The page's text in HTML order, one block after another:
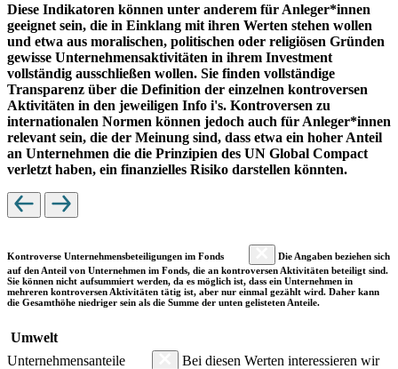
Diese Indikatoren können unter anderem für Anleger*innen
geeignet sein, die in Einklang mit ihren Werten stehen wollen
und etwa aus moralischen, politischen oder religiösen Gründen
gewisse Unternehmensaktivitäten in ihrem Investment
vollständig ausschließen wollen. Sie finden vollständige
Transparenz über die Definition der einzelnen kontroversen
Aktivitäten in den jeweiligen Info i's. Kontroversen zu
internationalen Normen können jedoch auch für Anleger*innen
relevant sein, die der Meinung sind, dass etwa ein hoher Anteil
an Unternehmen die die Prinzipien des UN Global Compact
verletzt haben, ein finanzielles Risiko darstellen könnten.
Kontroverse Unternehmensbeteiligungen im Fonds
Die Angaben beziehen sich
auf den Anteil von Unternehmen im Fonds, die an kontroversen Aktivitäten beteiligt sind.
Sie können nicht aufsummiert werden, da es möglich ist, dass ein Unternehmen in
mehreren kontroversen Aktivitäten tätig ist, aber nur einmal gezählt wird. Daher kann
die Gesamthöhe niedriger sein als die Summe der unten gelisteten Anteile.
Umwelt
Unternehmensanteile
Bei diesen Werten interessieren wir